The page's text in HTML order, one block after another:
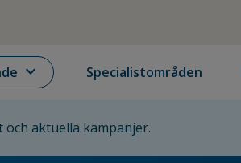
expand_more Specialistområden
aktuella kampanjer.